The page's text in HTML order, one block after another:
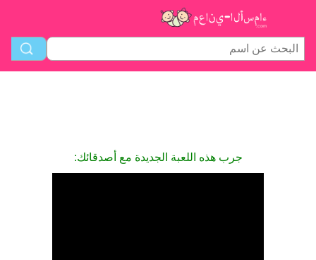
جرب هذه اللعبة الجديدة مع أصدقائك: